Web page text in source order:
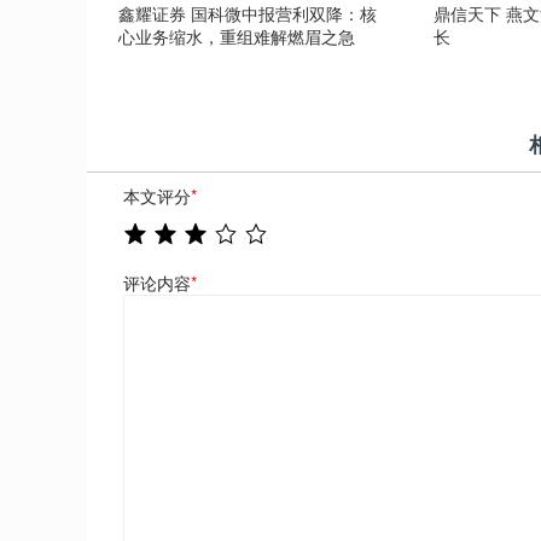
鑫耀证券 国科微中报营利双降：核
心业务缩水，重组难解燃眉之急
鼎信天下 燕
长
本文评分*
评论内容*